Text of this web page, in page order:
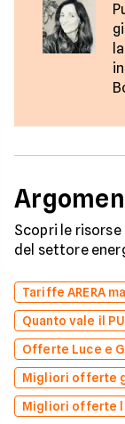
Scopri le
del settore
Tariffe ARERA
Quanto vale il
Offerte Luce e
Migliori offerte
Migliori offerte